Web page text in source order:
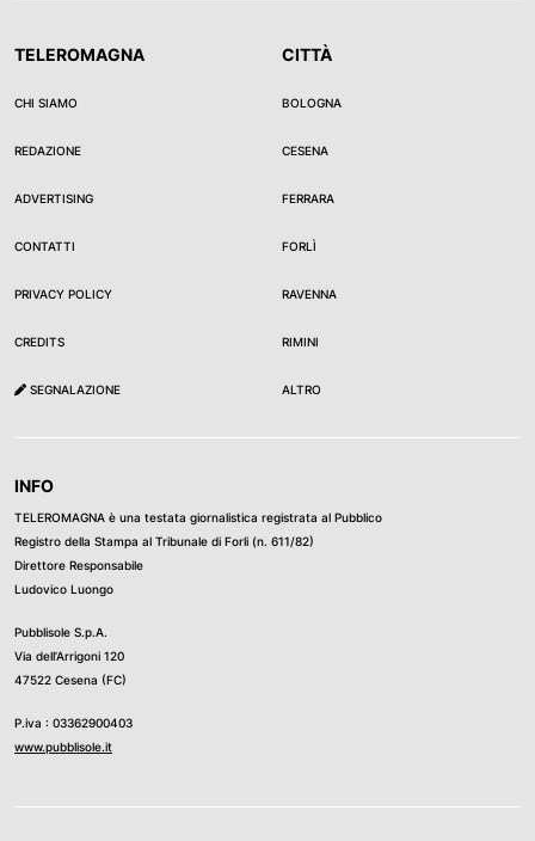
TELEROMAGNA
CHI SIAMO
REDAZIONE
ADVERTISING
CONTATTI
PRIVACY POLICY
CREDITS
SEGNALAZIONE
CITTÀ
BOLOGNA
CESENA
FERRARA
FORLÌ
RAVENNA
RIMINI
ALTRO
INFO
TELEROMAGNA è una testata giornalistica registrata al Pubblico
Registro della Stampa al Tribunale di Forli (n. 611/82)
Direttore Responsabile
Ludovico Luongo
Pubblisole S.p.A.
Via dell’Arrigoni 120
47522 Cesena (FC)
P.iva : 03362900403
www.pubblisole.it